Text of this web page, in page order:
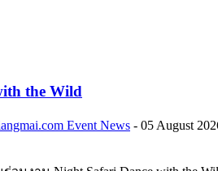
the Wild
Event News - 05 August